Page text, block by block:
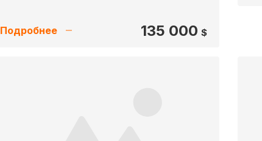
Подробнее 135 000 $